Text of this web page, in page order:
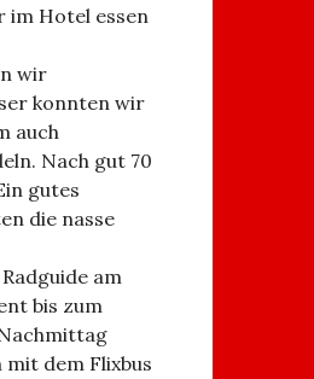
im Hotel essen
wir
konnten wir
auch
Nach gut 70
gutes
die nasse
am
bis zum
dem Flixbus